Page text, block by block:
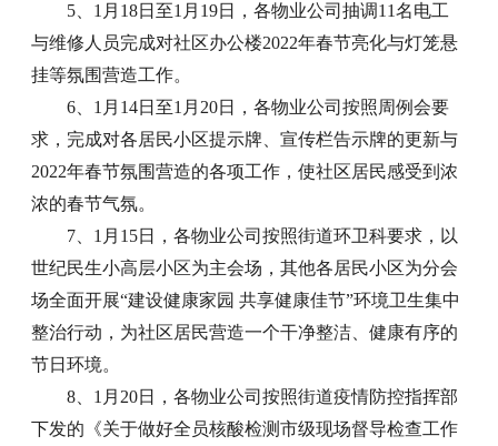
5、1月18日至1月19日，各物业公司抽调11名电工
与维修人员完成对社区办公楼2022年春节亮化与灯笼悬
挂等氛围营造工作。
6、1月14日至1月20日，各物业公司按照周例会要
求，完成对各居民小区提示牌、宣传栏告示牌的更新与
2022年春节氛围营造的各项工作，使社区居民感受到浓
浓的春节气氛。
7、1月15日，各物业公司按照街道环卫科要求，以
世纪民生小高层小区为主会场，其他各居民小区为分会
场全面开展“建设健康家园 共享健康佳节”环境卫生集中
整治行动，为社区居民营造一个干净整洁、健康有序的
节日环境。
8、1月20日，各物业公司按照街道疫情防控指挥部
下发的《关于做好全员核酸检测市级现场督导检查工作